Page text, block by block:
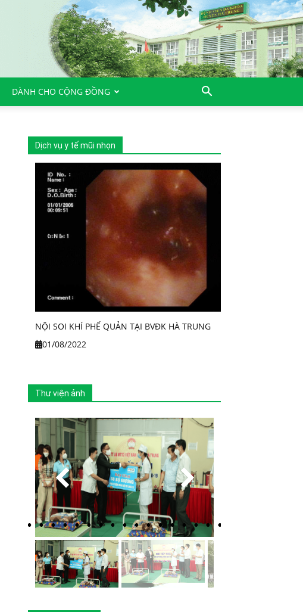
DÀNH CHO CỘNG ĐỒNG
Dịch vụ y tế mũi nhọn
NỘI SOI KHÍ PHẾ QUẢN TẠI BVĐK HÀ TRUNG
01/08/2022
Thư viện ảnh